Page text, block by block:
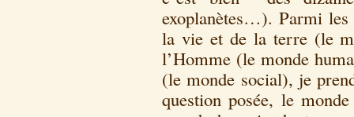
exoplanètes…). Parmi les
la vie et de la terre (le
l’Homme (le monde
(le monde social), je
question posée, le